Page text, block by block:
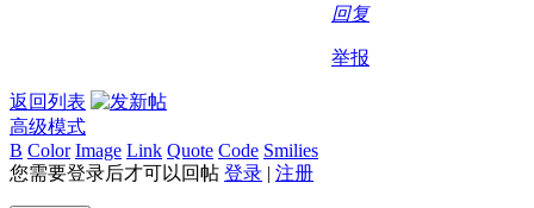
回复
举报
返回列表
高级模式
B Color Image Link Quote Code Smilies
您需要登录后才可以回帖 登录 | 注册